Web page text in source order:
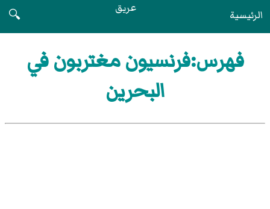
الرئيسية عريق
🔍
فهرس:فرنسيون مغتربون في
البحرين